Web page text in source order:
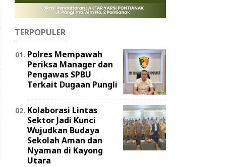
TERPOPULER
Polres Mempawah
Periksa Manager dan
Pengawas SPBU
Terkait Dugaan Pungli
Kolaborasi Lintas
Sektor Jadi Kunci
Wujudkan Budaya
Sekolah Aman dan
Nyaman di Kayong
Utara